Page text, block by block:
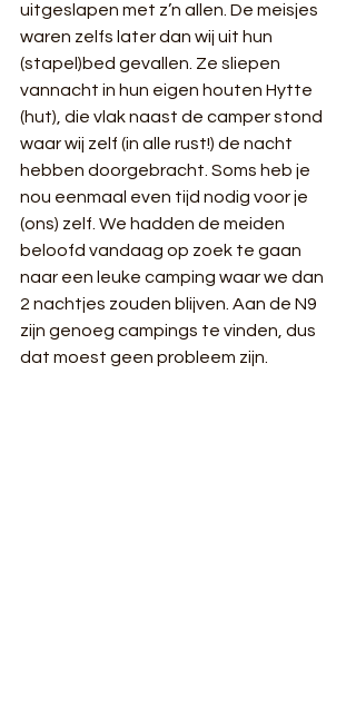
uitgeslapen met z’n allen. De meisjes
waren zelfs later dan wij uit hun
(stapel)bed gevallen. Ze sliepen
vannacht in hun eigen houten Hytte
(hut), die vlak naast de camper stond
waar wij zelf (in alle rust!) de nacht
hebben doorgebracht. Soms heb je
nou eenmaal even tijd nodig voor je
(ons) zelf. We hadden de meiden
beloofd vandaag op zoek te gaan
naar een leuke camping waar we dan
2 nachtjes zouden blijven. Aan de N9
zijn genoeg campings te vinden, dus
dat moest geen probleem zijn.